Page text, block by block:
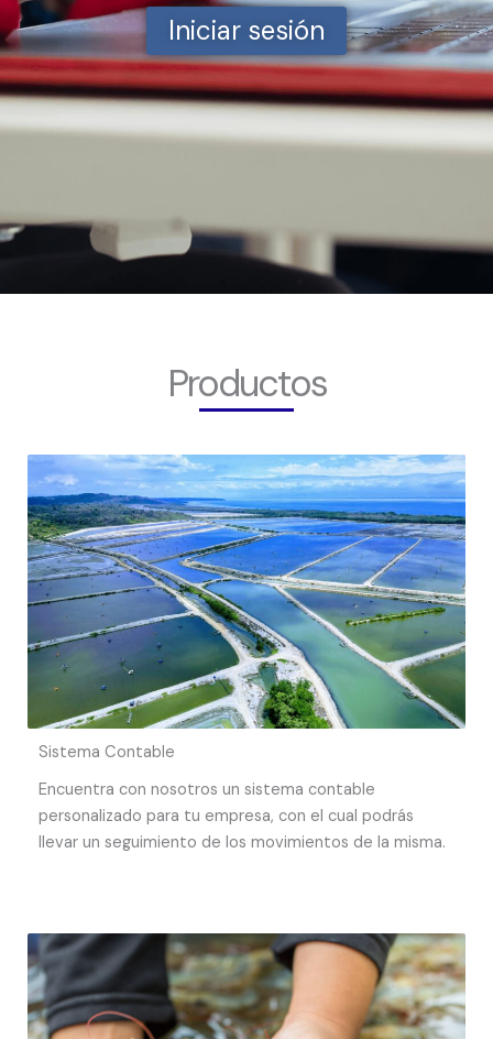
Iniciar sesión
Productos
Sistema Contable
Encuentra con nosotros un sistema contable
personalizado para tu empresa, con el cual podrás
llevar un seguimiento de los movimientos de la misma.